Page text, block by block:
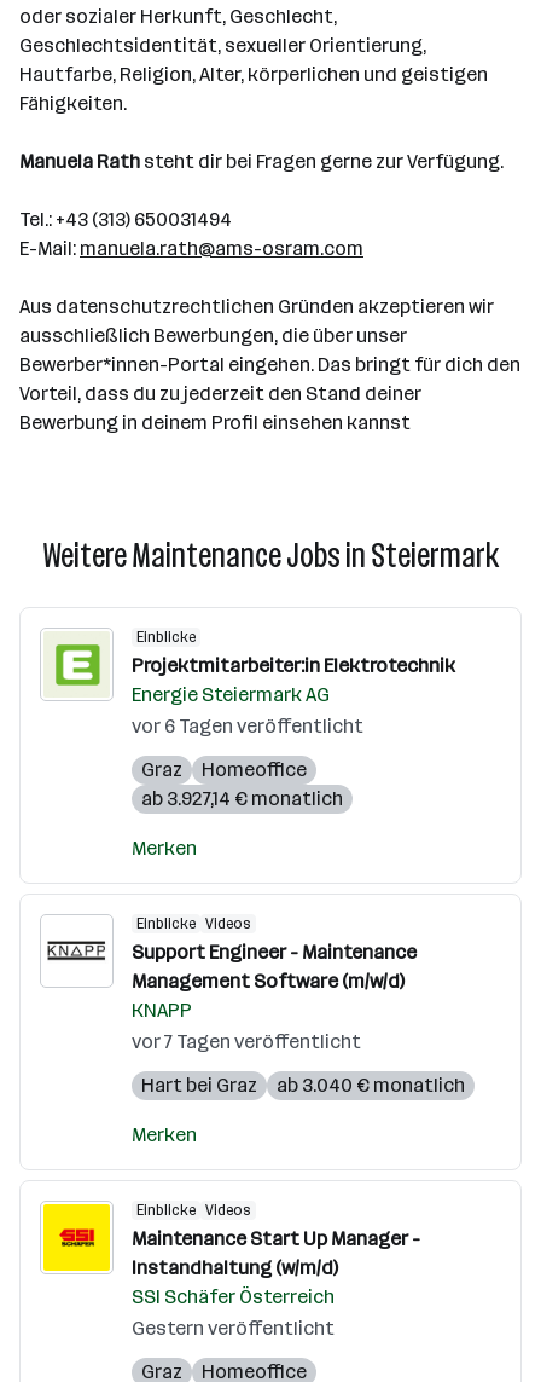
oder sozialer Herkunft, Geschlecht,
Geschlechtsidentität, sexueller Orientierung,
Hautfarbe, Religion, Alter, körperlichen und geistigen
Fähigkeiten.
Manuela Rath steht dir bei Fragen gerne zur Verfügung.
Tel.: +43 (313) 650031494
E-Mail: manuela.rath@ams-osram.com
Aus datenschutzrechtlichen Gründen akzeptieren wir
ausschließlich Bewerbungen, die über unser
Bewerber*innen-Portal eingehen. Das bringt für dich den
Vorteil, dass du zu jederzeit den Stand deiner
Bewerbung in deinem Profil einsehen kannst
Weitere Maintenance Jobs in Steiermark
Einblicke
Projektmitarbeiter:in Elektrotechnik
Energie Steiermark AG
vor 6 Tagen veröffentlicht
Graz
Homeoffice
ab 3.927,14 € monatlich
Merken
Einblicke Videos
Support Engineer - Maintenance
Management Software (m/w/d)
KNAPP
vor 7 Tagen veröffentlicht
Hart bei Graz
ab 3.040 € monatlich
Merken
Einblicke Videos
Maintenance Start Up Manager -
Instandhaltung (w/m/d)
SSI Schäfer Österreich
Gestern veröffentlicht
Graz
Homeoffice